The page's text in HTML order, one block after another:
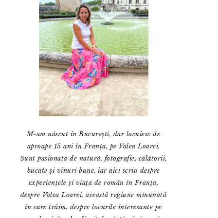
M-am născut în București, dar locuiesc de
aproape 15 ani în Franța, pe Valea Loarei.
Sunt pasionată de natură, fotografie, călătorii,
bucate și vinuri bune, iar aici scriu despre
experiențele și viața de român în Franța,
despre Valea Loarei, această regiune minunată
în care trăim, despre locurile interesante pe